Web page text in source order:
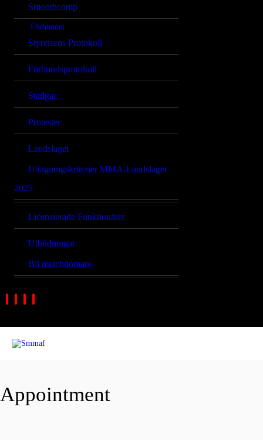
Smoothcomp
Förbundet
Styrelsens Protokoll
Förbundsprotokoll
Stadgar
Protester
Landslaget
Uttagningskriterier MMA-Landslaget
2025
Licensierade Funktionärer
Utbildningar
Bli matchdomare
Appointment